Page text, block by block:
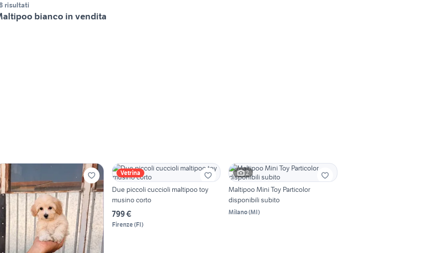
risultati
bianco in vendita
Vetrina
Due piccoli cuccioli maltipoo toy
musino corto
799 €
Firenze(FI)
2
Maltipoo Mini Toy Particolor
disponibili subito
Milano(MI)